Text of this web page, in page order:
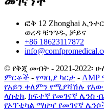
ፎቅ 12 Zhonghai
ወረዳ ቼንግዱ, ቻይና
+86 18623117872
© የቅጂ መብት - 2021-
ምርቶች - የጣቢያ ካርታ - AMP
የአይን ቀለምን የሚያሻሽሉ
ላስቲክ, ከፍተኛ የመገናኛ ሌንስ
የኦፕቲካል ማዘዣ የመገናኛ